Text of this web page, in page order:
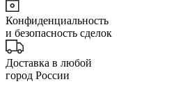
Конфиденциальность
и безопасность сделок
Доставка в любой
город России